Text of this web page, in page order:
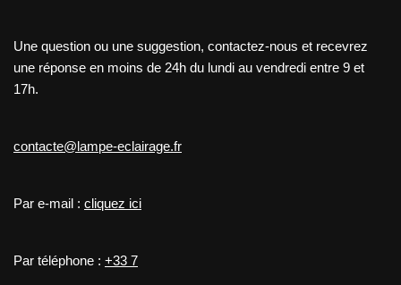
Une question ou une suggestion, contactez-nous et recevrez
une réponse en moins de 24h du lundi au vendredi entre 9 et
17h.
contacte@lampe-eclairage.fr
Par e-mail : cliquez ici
Par téléphone : +33 7